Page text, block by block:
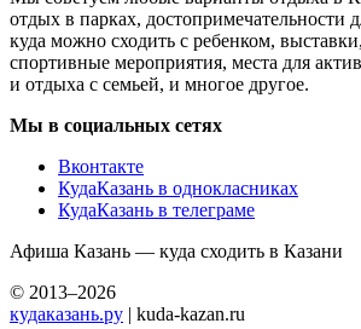
отдых в парках, достопримечательности
куда можно сходить с ребенком,
спортивные мероприятия, места для
и отдыха с семьей, и многое другое.
Мы в социальных сетях
Вконтакте
КудаКазань в однокласниках
КудаКазань в телеграме
Афиша Казань — куда сходить в Казани
© 2013–2026
кудаказань.ру | kuda-kazan.ru